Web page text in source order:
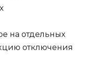
на отдельных
отключения